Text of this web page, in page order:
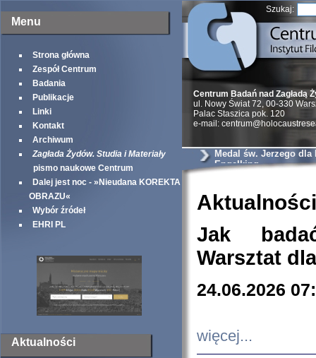
Menu
Strona główna
Zespół Centrum
Badania
Publikacje
Linki
Kontakt
Archiwum
Zagłada Żydów. Studia i Materiały
pismo naukowe Centrum
Dalej jest noc - »Nieudana KOREKTA
OBRAZU«
Wybór źródeł
EHRI PL
Aktualności
Szukaj:
Centrum Badań nad Zagładą
ul. Nowy Świat 72, 00-330
Palac Staszica pok. 120
e-mail:
Medal św. Jerzego dla
Engelking
Aktualności
Jak
Warsztat
24.06.2026
więcej...